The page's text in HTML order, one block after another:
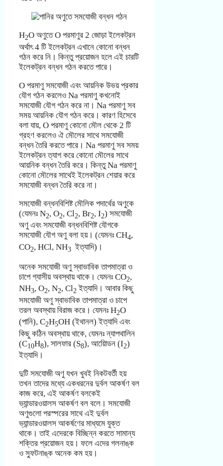
H2O অণুতে O পরমাণুর 2 জোড়া ইলেকট্রন
অর্থাৎ 4 টি ইলেকট্রন এখানে কোনো বন্ধন
গঠন করে নি। কিন্তু প্রয়োজন হলে এই চারটি
ইলেকট্রন বন্ধন গঠন করতে পারে।
O পরমাণু সমযোজী এবং আয়নিক উভয় প্রকার
যৌগ গঠন করলেও Na পরমাণু কখনোই
সমযোজী যৌগ গঠন করে না। Na পরমাণু সব
সময় আয়নিক যৌগ গঠন করে। কারণ হিসেবে
বলা যায়, O পরমাণু কোনো মৌল থেকে 2 টি
গ্রহণ করলেও ঐ মৌলের সাথে সমযোজী
বন্ধন তৈরি করতে পারে। Na পরমাণু সব সময়
ইলেকট্রন ত্যাগ করে কোনো মৌলের সাথে
আয়নিক বন্ধন তৈরি করে। কিন্তু Na পরমাণু
কোনো মৌলের সাথেই ইলেকট্রন শেয়ার করে
সমযোজী বন্ধন তৈরি করে না।
সমযোজী বন্ধনবিশিষ্ট মৌলিক পদার্থের অণুকে
(যেমনঃ N2, O2, Cl2, Br2, I2) সমযোজী
অণু এবং সমযোজী বন্ধনবিশিষ্ট যৌগকে
সমযোজী যৌগ অণু বলা হয়। (যেমনঃ CH4,
CO2, HCl, NH3 ইত্যাদি)।
অনেক সমযোজী অণু স্বাভাবিক তাপমাত্রা ও
চাপে গ্যাসীয় অবস্থায় থাকে। যেমনঃ CO2,
NH3, O2, N2, Cl2 ইত্যাদি। আবার কিছু
সমযোজী অণু স্বাভাবিক তাপমাত্রা ও চাপে
তরল অবস্থায় বিরাজ করে। যেমনঃ H2O
(পানি), C2H5OH (ইথানল) ইত্যাদি এবং
কিছু কঠিন অবস্থায় থাকে, যেমনঃ ন্যাপথালিন
(C10H8), সালফার (S8), আয়োিডন (I2)
ইত্যাদি।
দুটি সমযোজী অণু যখন খুবই নিকটবর্তী হয়
তখন তাদের মধ্যে একধরনের দুর্বল আকর্ষণ বল
কাজ করে, এই আকর্ষণ বলকেই
ভ্যান্ডারওয়ালস আকর্ষণ বল বলে। সমযোজী
অণুগুলো পরস্পরের সাথে এই দুর্বল
ভ্যান্ডারওয়ালস আকর্ষণের মাধ্যমে যুক্ত
থাকে। তাই এদেরকে বিচ্ছিন্ন করতে সামান্য
শক্তির প্রয়োজন হয়। ফলে এদের গলনাঙ্ক
ও স্ফুটনাঙ্ক অনেক কম হয়।